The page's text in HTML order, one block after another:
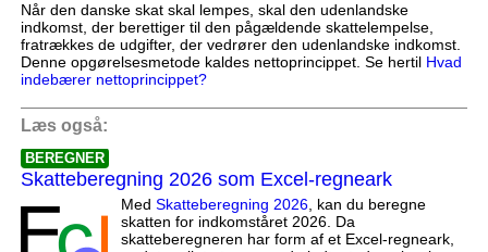
Når den danske skat skal lempes, skal den udenlandske
indkomst, der berettiger til den pågældende skattelempelse,
fratrækkes de udgifter, der vedrører den udenlandske indkomst.
Denne opgørelsesmetode kaldes nettoprincippet. Se hertil Hvad
indebærer nettoprincippet?
Læs også:
BEREGNER
Skatteberegning 2026 som Excel-regneark
Med Skatteberegning 2026, kan du beregne
skatten for indkomståret 2026. Da
skatteberegneren har form af et Excel-regneark,